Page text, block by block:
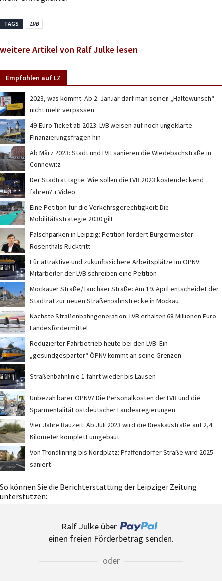
TAGS LVB
weitere Artikel von Ralf Julke lesen
Empfohlen auf LZ
2023, was kommt: Ab 2. Januar darf man seinen „Haltewunsch“
nicht mehr verpassen
49-Euro-Ticket ab 2023: LVB weisen auf noch ungeklärte
Finanzierungsfragen hin
Ab März 2023: Stadt und LVB sanieren die Wiedebachstraße in
Connewitz
Der Stadtrat tagte: Wie sollen die LVB 2023 kostendeckend
fahren? + Video
Eine Petition für die Verkehrsgerechtigkeit: Die
Mobilitätsstrategie 2030 gilt
Falschparken in Leipzig: Petition fordert Bürgermeister
Rosenthals Rücktritt
Für attraktive und zukunftssichere Arbeitsplätze im ÖPNV:
Mitarbeiter der LVB schreiben eine Petition
Mockauer Straße/Tauchaer Straße: Am 19. April entscheidet der
Stadtrat zur neuen Straßenbahnstrecke in Mockau
Nächste Straßenbahngeneration: LVB erhalten 68 Millionen Euro
Landesfördermittel
Reduzierter Fahrbetrieb heute bei den LVB: Ein
„gesundgesparter“ ÖPNV kommt an seine Grenzen
Straßenbahnlinie 1 fährt wieder bis Lausen
Unbezahlbarer ÖPNV? Die Personalkosten der LVB und die
Sparmentalität ostdeutscher Landesregierungen
Vier Jahre Bauzeit: Ab Juli 2023 wird die Dieskaustraße auf 2,4
Kilometer komplett umgebaut
Von Tröndlinring bis Nordplatz: Pfaffendorfer Straße wird 2025
saniert
So können Sie die Berichterstattung der Leipziger Zeitung
unterstützen:
Ralf Julke über
einen freien Förderbetrag senden.
oder